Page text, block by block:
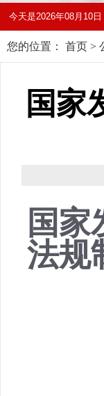
今天是2026年08月10
您的位置： 首页 >
国家
国家
法规